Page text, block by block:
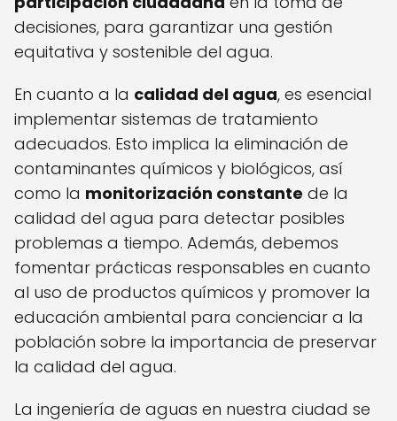
decisiones, para garantizar una gestión
equitativa y sostenible del agua.
En cuanto a la calidad del agua, es esencial
implementar sistemas de tratamiento
adecuados. Esto implica la eliminación de
contaminantes químicos y biológicos, así
como la monitorización constante de la
calidad del agua para detectar posibles
problemas a tiempo. Además, debemos
fomentar prácticas responsables en cuanto
al uso de productos químicos y promover la
educación ambiental para concienciar a la
población sobre la importancia de preservar
la calidad del agua.
La ingeniería de aguas en nuestra ciudad se